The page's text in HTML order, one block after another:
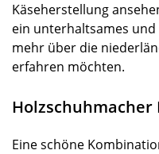
Käseherstellung
ein unterhaltsames
mehr über die
erfahren möchten.
Holzschuhmacher
Eine schöne